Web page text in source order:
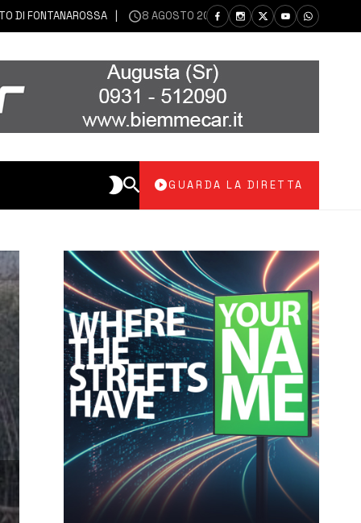
8 AGOSTO 2026 LENTINI E FRANCOFONTE | FURTO
GUARDA LA DIRETTA